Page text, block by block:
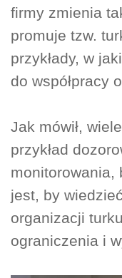
firmy zmienia
promuje tzw.
przykłady, w
do współpracy
Jak mówił,
przykład
monitorowania,
jest, by
organizacji
ograniczenia i